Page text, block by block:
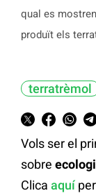
qual es
produït els
terratrèmol
Vols ser el
sobre
Clica aquí